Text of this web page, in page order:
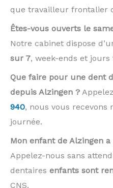
que travailleur frontalier
Êtes-vous ouverts le
Notre cabinet dispose
sur 7, week-ends et
Que faire pour une dent
depuis Alzingen ?
940, nous vous recevons
journée.
Mon enfant de Alzingen
Appelez-nous sans
dentaires enfants sont
CNS.